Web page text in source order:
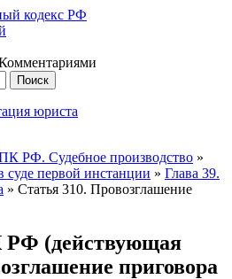
юриста
РФ. Судебное производство »
суде первой инстанции » Глава 39.
» Статья 310. Провозглашение
РФ (действующая
приговора